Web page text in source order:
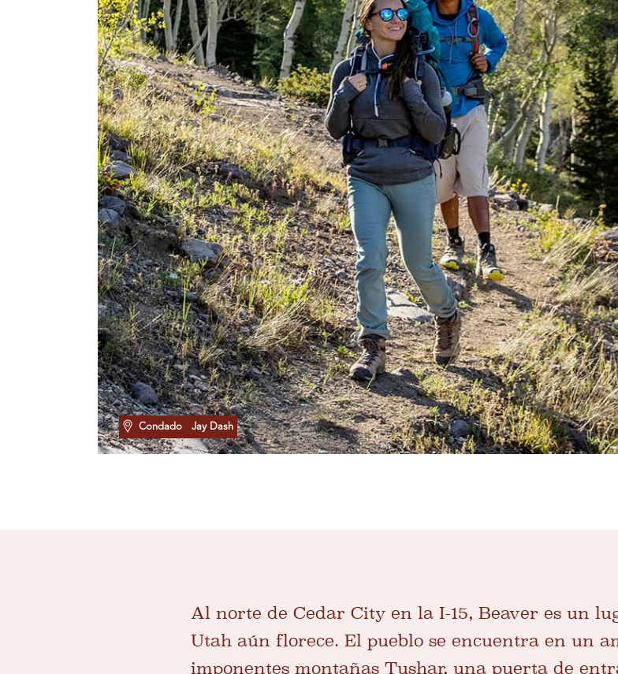
Condado Jay Dash
Al norte de Cedar City en la I-15, Beaver es un
Utah aún florece. El pueblo se encuentra en un
imponentes montañas Tushar, una puerta de